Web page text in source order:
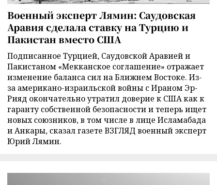
Военный эксперт Лямин: Саудовская
Аравия сделала ставку на Турцию и
Пакистан вместо США
Подписанное Турцией, Саудовской Аравией и
Пакистаном «Мекканское соглашение» отражает
изменение баланса сил на Ближнем Востоке. Из-
за американо-израильской войны с Ираном Эр-
Рияд окончательно утратил доверие к США как к
гаранту собственной безопасности и теперь ищет
новых союзников, в том числе в лице Исламабада
и Анкары, сказал газете ВЗГЛЯД военный эксперт
Юрий Лямин.